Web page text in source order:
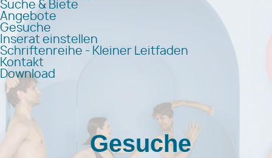
Suche & Biete
Angebote
Gesuche
Inserat einstellen
Schriftenreihe - Kleiner Leitfaden
Kontakt
Download
Gesuche